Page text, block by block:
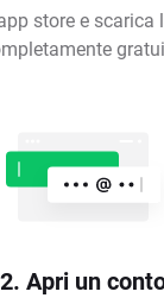
store e scarica
2. Apri un